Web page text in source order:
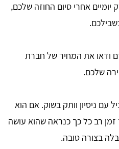
יומיים אחרי סיום החוזה שלכם,
ודאו את המחיר של חברת
שלכם.
עם ניסיון וותק בשוק. אם הוא
רב כל כך כנראה שהוא עושה
בצורה טובה.